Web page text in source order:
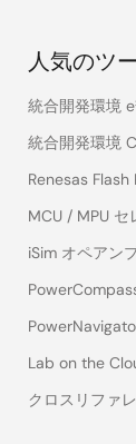
人気のツ
統合開発環境
統合開発環境
Renesas
MCU / MPU
iSim オペアン
Lab on the
クロスリファ